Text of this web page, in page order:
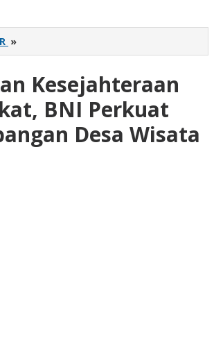
»
Kesejahteraan
BNI
Perkuat
Pengembangan
Desa
Wisata
Kesejahteraan
BNI Perkuat
Desa Wisata